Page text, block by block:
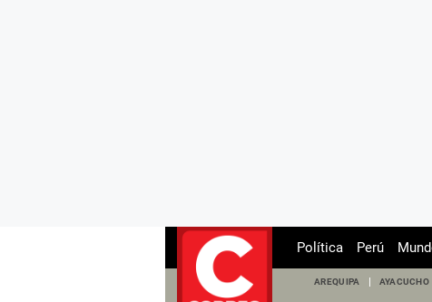
Política Perú
AREQUIPA AYACUCHO